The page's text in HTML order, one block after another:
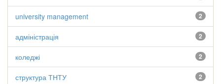
2
university management
2
адміністрація
2
коледжі
2
структура ТНТУ